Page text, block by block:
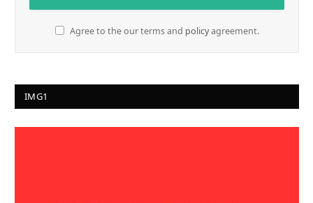
Agree to the our terms and policyagreement.
IMG1